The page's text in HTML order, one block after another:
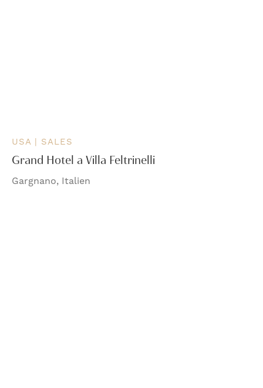
USA | SALES
Grand Hotel a Villa Feltrinelli
Gargnano, Italien